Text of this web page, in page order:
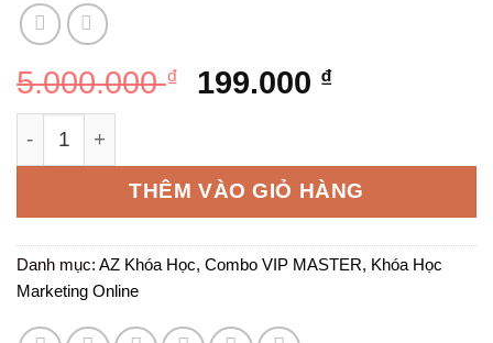
5.000.000₫
Giá
5.000.000 ₫.
199.000 ₫Giá
là:
199.000 ₫.
Combo Marketing Online số lượng
THÊM VÀO GIỎ HÀNG
Danh mục: AZ Khóa Học, Combo VIP MASTER, Khóa Học
Marketing Online